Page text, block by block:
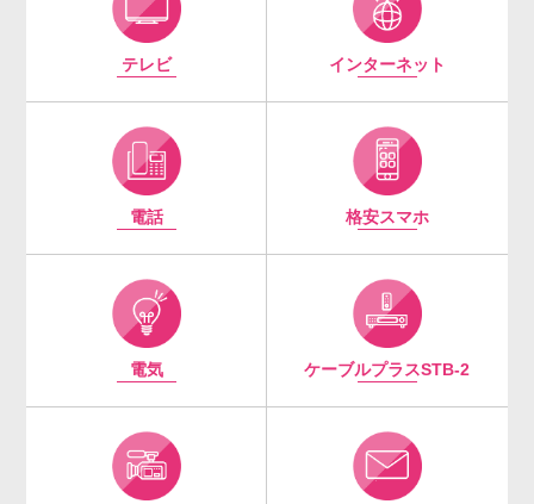
テレビ インターネット
電話 格安スマホ
電気 ケーブルプラスSTB-2